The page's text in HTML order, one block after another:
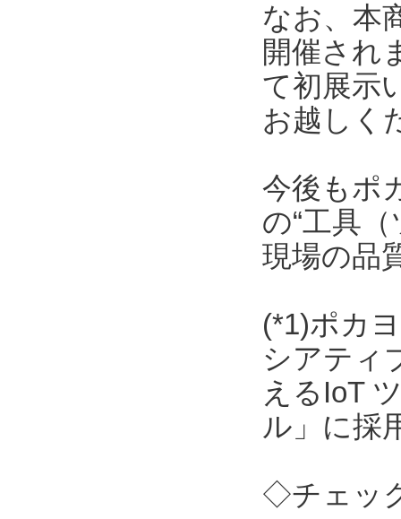
なお、本
開催され
て初展示
お越しく
今後もポ
の“工具
現場の品
(*1)ポカ
シアティ
えるIoT
ル」に採
◇チェッ